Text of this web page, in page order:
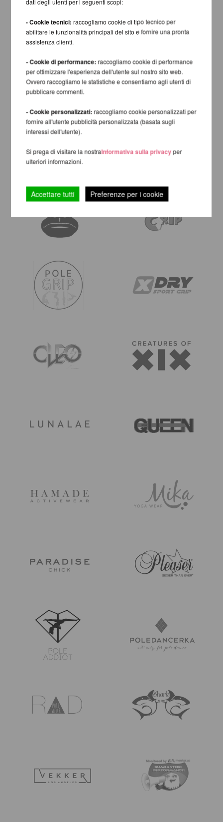
- Cookie tecnici: raccogliamo cookie di tipo tecnico per
abilitare le funzionalità principali del sito e fornire una pronta
assistenza clienti.
- Cookie di performance: raccogliamo cookie di performance
per ottimizzare l'esperienza dell'utente sul nostro sito web.
Ovvero raccogliamo le statistiche e consentiamo agli utenti di
pubblicare commenti.
- Cookie personalizzati: raccogliamo cookie personalizzati per
fornire all'utente pubblicità personalizzata (basata sugli
interessi dell'utente).
Si prega di visitare la nostraInformativa sulla privacyper
ulteriori informazioni.
Accettare tutti Preferenze per i cookie